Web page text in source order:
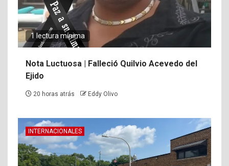
1 lectura mínima
Nota Luctuosa | Falleció Quilvio Acevedo del
Ejido
20 horas atrás Eddy Olivo
INTERNACIONALES